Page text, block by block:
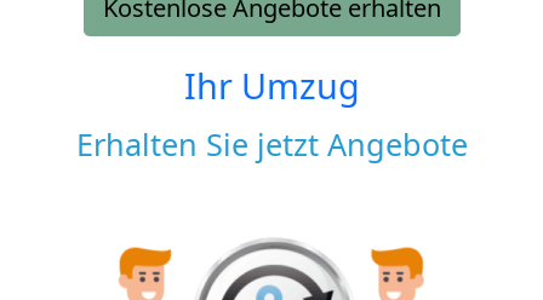
Kostenlose Angebote erhalten
Ihr Umzug
Erhalten Sie jetzt Angebote